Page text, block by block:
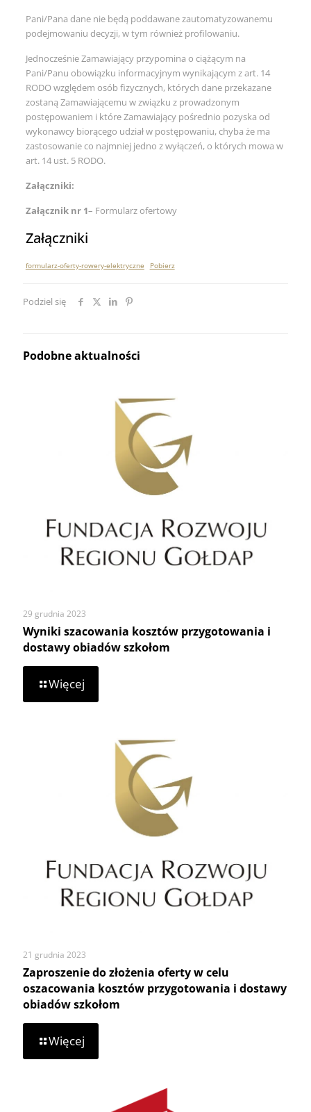
Pani/Pana dane nie będą poddawane zautomatyzowanemu
podejmowaniu decyzji, w tym również profilowaniu.
Jednocześnie Zamawiający przypomina o ciążącym na
Pani/Panu obowiązku informacyjnym wynikającym z art. 14
RODO względem osób fizycznych, których dane przekazane
zostaną Zamawiającemu w związku z prowadzonym
postępowaniem i które Zamawiający pośrednio pozyska od
wykonawcy biorącego udział w postępowaniu, chyba że ma
zastosowanie co najmniej jedno z wyłączeń, o których mowa w
art. 14 ust. 5 RODO.
Załączniki:
Załącznik nr 1– Formularz ofertowy
Załączniki
formularz-oferty-rowery-elektryczne Pobierz
Podziel się
Podobne aktualności
29 grudnia 2023
Wyniki szacowania kosztów przygotowania i
dostawy obiadów szkołom
Więcej
Wyniki
przygotowania
dostawy
obiadów
21 grudnia 2023
Zaproszenie do złożenia oferty w celu
oszacowania kosztów przygotowania i dostawy
obiadów szkołom
Więcej
Zaproszenie